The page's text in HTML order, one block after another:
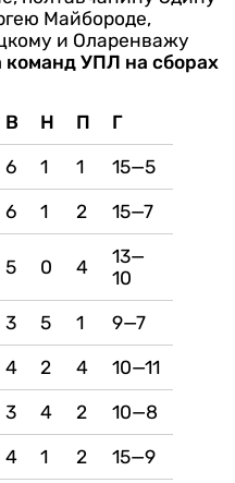
Майбороде,
и Оларенважу
команд УПЛ на сборах
В Н П Г
6 1 1 15—5
6 1 2 15—7
5 0 4
13—
10
3 5 1 9—7
4 2 4 10—11
3 4 2 10—8
4 1 2 15—9